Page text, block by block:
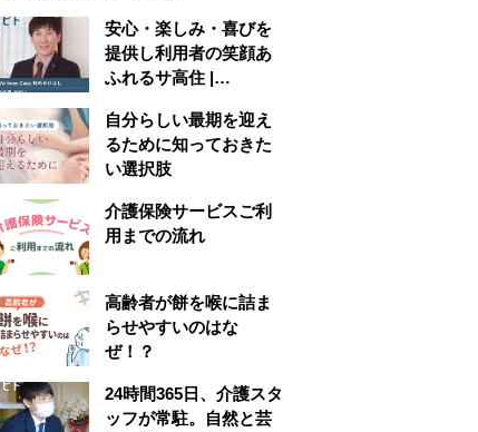
安心・楽しみ・喜びを
提供し利用者の笑顔あ
ふれるサ高住 |
けはし
自分らしい最期を迎え
るために知っておきた
い選択肢
介護保険サービスご利
用までの流れ
高齢者が餅を喉に詰ま
らせやすいのはな
ぜ！？
24時間365日、介護スタ
ッフが常駐。自然と芸